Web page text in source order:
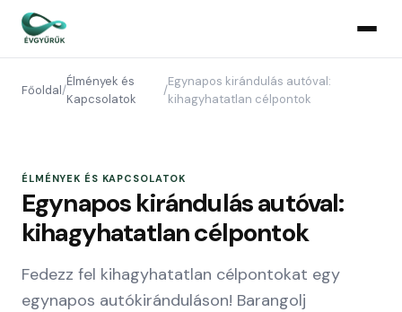
Főoldal/
Élmények és
Kapcsolatok
/
Egynapos kirándulás autóval:
kihagyhatatlan célpontok
ÉLMÉNYEK ÉS KAPCSOLATOK
Egynapos kirándulás autóval:
kihagyhatatlan célpontok
Fedezz fel kihagyhatatlan célpontokat egy
egynapos autókiránduláson! Barangolj